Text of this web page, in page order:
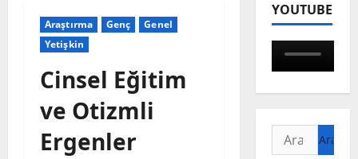
Araştırma Genç
Genel
Yetişkin
Cinsel Eğitim
ve Otizmli
Ergenler
YOUTUBE
Arama: